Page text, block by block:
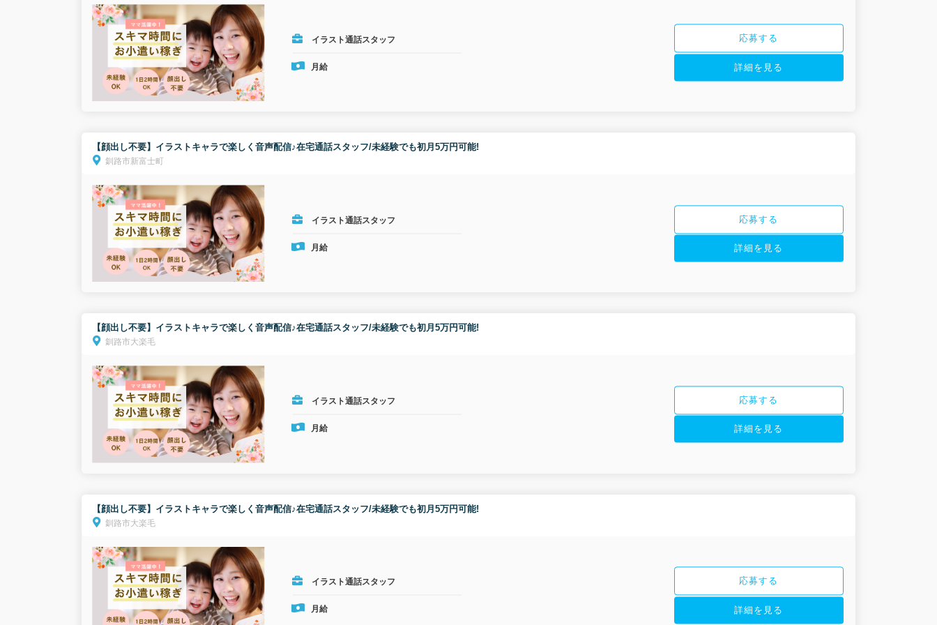
イラスト通話スタッフ
月給
応募する
詳細を見る
【顔出し不要】イラストキャラで楽しく音声配信♪在宅通話スタッフ/未経験でも初月5万円可能!
釧路市新富士町
イラスト通話スタッフ
月給
応募する
詳細を見る
【顔出し不要】イラストキャラで楽しく音声配信♪在宅通話スタッフ/未経験でも初月5万円可能!
釧路市大楽毛
イラスト通話スタッフ
月給
応募する
詳細を見る
【顔出し不要】イラストキャラで楽しく音声配信♪在宅通話スタッフ/未経験でも初月5万円可能!
釧路市大楽毛
イラスト通話スタッフ
月給
応募する
詳細を見る